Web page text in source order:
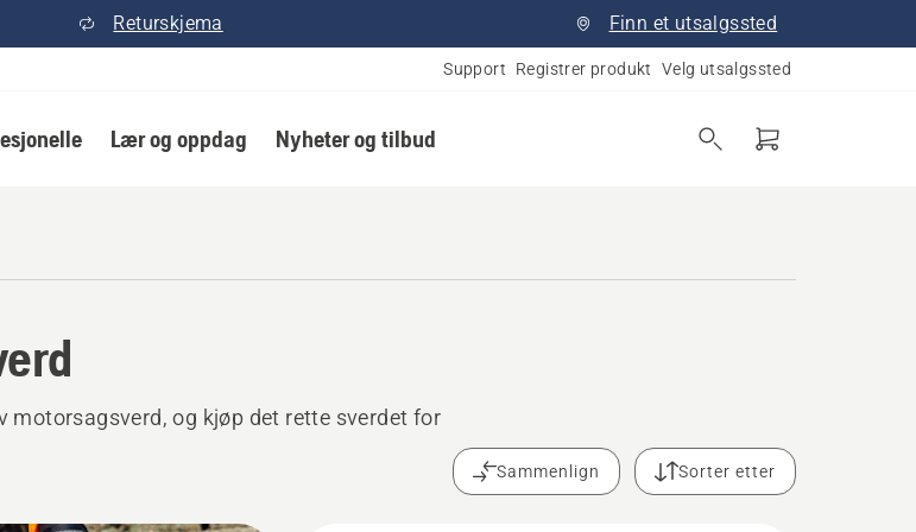
Returskjema Finn et utsalgssted
Support Registrer produkt Velg utsalgssted
Lær og oppdag Nyheter og tilbud
motorsagsverd, og kjøp det rette sverdet for
Sammenlign Sorter etter